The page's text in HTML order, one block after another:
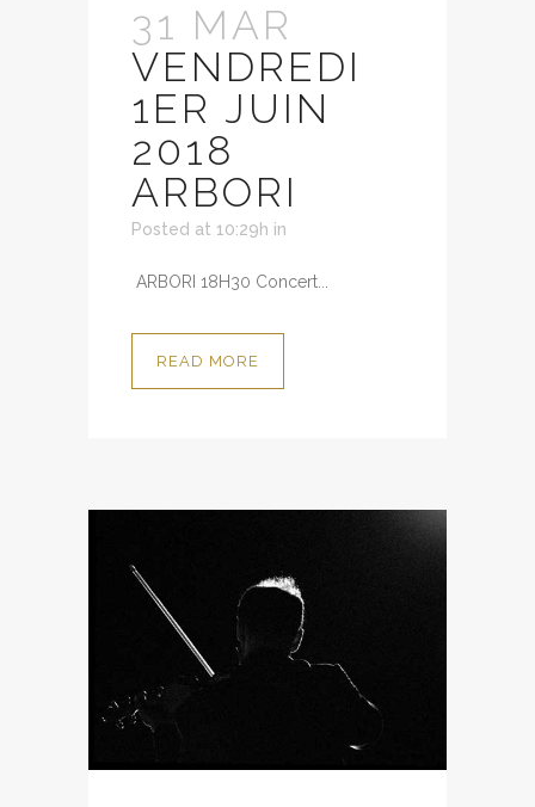
31 MAR
VENDREDI
1ER JUIN
2018
ARBORI
Posted at 10:29h in
ARBORI 18H30 Concert...
READ MORE